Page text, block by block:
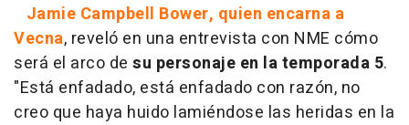
Jamie Campbell Bower, quien encarna a
Vecna, reveló en una entrevista con NME cómo
será el arco de su personaje en la temporada 5.
"Está enfadado, está enfadado con razón, no
creo que haya huido lamiéndose las heridas en la